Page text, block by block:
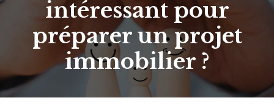
intéressant pour
préparer un projet
immobilier ?